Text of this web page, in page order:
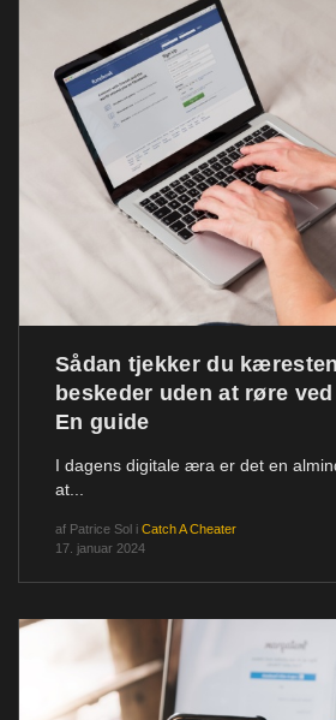
Sådan tjekker du
beskeder uden at røre
En guide
I dagens digitale æra er det en
at...
af Patrice Sol i Catch A Cheater
17. januar 2024